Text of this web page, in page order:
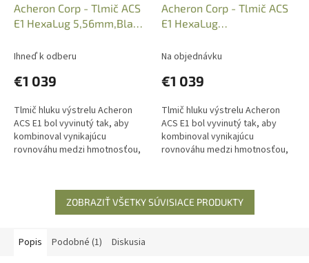
Acheron Corp - Tlmič ACS
E1 HexaLug 5,56mm,Black,
Ihneď k odberu
€1 039
Tlmič hluku výstrelu Acheron
ACS E1 bol vyvinutý tak, aby
kombinoval vynikajúcu
rovnováhu medzi hmotnosťou,
prevedenú...
Acheron Corp - Tlmič ACS
E1 HexaLug
009-060-F
Na objednávku
€1 039
Tlmič hluku výstrelu Acheron
ACS E1 bol vyvinutý tak, aby
kombinoval vynikajúcu
rovnováhu medzi hmotnosťou,
prevedenú...
ZOBRAZIŤ VŠETKY SÚVISIACE PRODUKTY
Popis Podobné (1) Diskusia